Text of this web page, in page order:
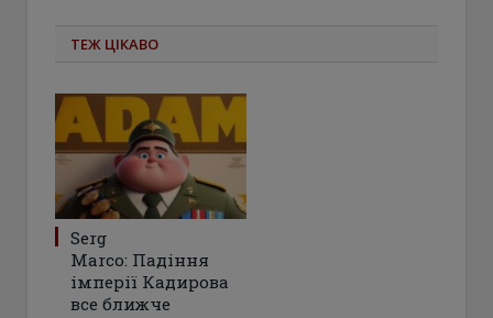
ТЕЖ ЦІКАВО
Serg
Marco: Падіння
імперії Кадирова
все ближче